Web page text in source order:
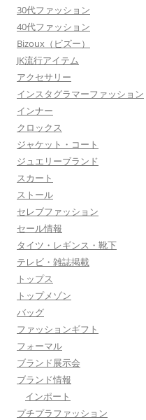
30代ファッション
40代ファッション
Bizoux（ビズー）
JK流行アイテム
アクセサリー
インスタグラマーファッション
インナー
クロックス
ジャケット・コート
ジュエリーブランド
スカート
ストール
セレブファッション
セール情報
タイツ・レギンス・靴下
テレビ・雑誌掲載
トップス
トップメゾン
バッグ
ファッションギフト
フォーマル
ブランド展示会
ブランド情報
インポート
プチプラファッション